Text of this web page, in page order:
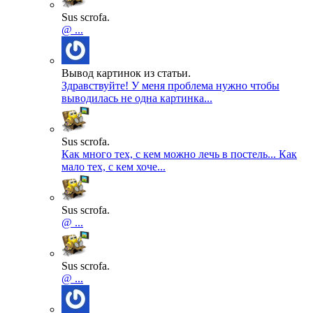
Sus scrofa.
@ ...
Вывод картинок из статьи.
Здравствуйте! У меня проблема нужно чтобы
выводилась не одна картинка...
Sus scrofa.
Как много тех, с кем можно лечь в постель... Как
мало тех, с кем хоче...
Sus scrofa.
@ ...
Sus scrofa.
@ ...